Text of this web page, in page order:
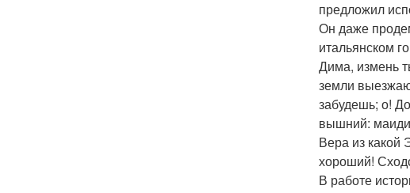
предложил
Он даже
итальянском
Дима, измень
земли
забудешь; о!
вышний:
Вера из
хороший!
В работе